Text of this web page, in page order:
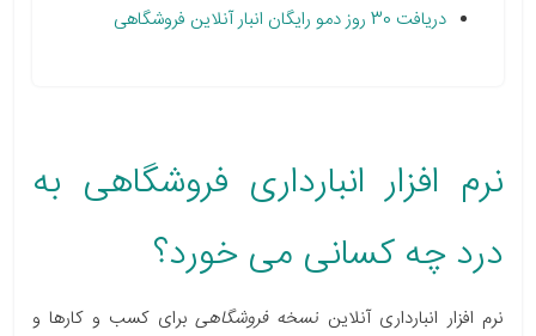
دریافت 30 روز دمو رایگان انبار آنلاین فروشگاهی
نرم افزار انبارداری فروشگاهی به
درد چه کسانی می خورد؟
نرم افزار انبارداری آنلاین نسخه فروشگاهی برای کسب و کارها و